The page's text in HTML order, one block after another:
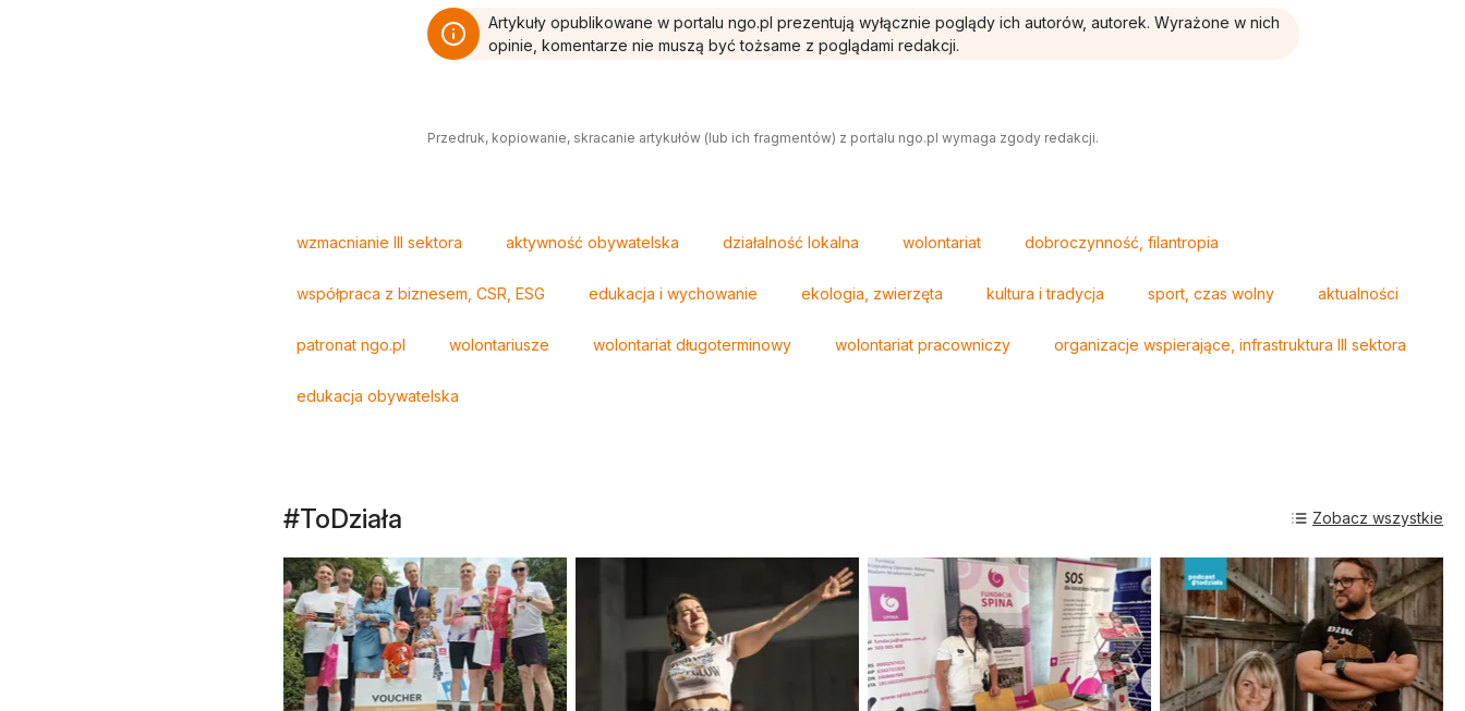
Artykuły opublikowane w portalu ngo.pl prezentują wyłącznie poglądy ich autorów, autorek. Wyrażone w nich
opinie, komentarze nie muszą być tożsame z poglądami redakcji.
Przedruk, kopiowanie, skracanie artykułów (lub ich fragmentów) z portalu ngo.pl wymaga zgody redakcji.
wzmacnianie III sektora aktywność obywatelska działalność lokalna wolontariat dobroczynność, filantropia
współpraca z biznesem, CSR, ESG edukacja i wychowanie ekologia, zwierzęta kultura i tradycja sport, czas wolny aktualności
patronat ngo.pl wolontariusze wolontariat długoterminowy wolontariat pracowniczy organizacje wspierające, infrastruktura III sektora
edukacja obywatelska
#ToDziała Zobacz wszystkie